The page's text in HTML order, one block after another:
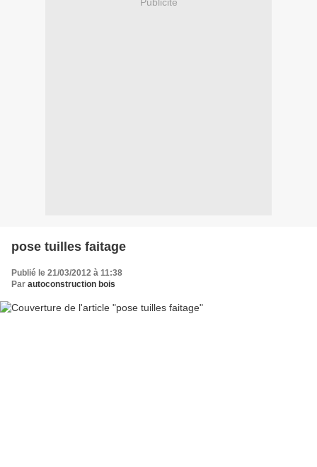
pose tuilles faitage
Publié le 21/03/2012 à 11:38
Par autoconstruction bois